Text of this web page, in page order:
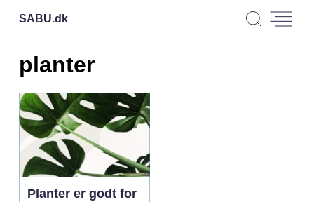
SABU.dk
planter
Planter er godt for